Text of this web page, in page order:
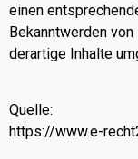
einen
Bekanntwerden
derartige Inhalte
Quelle:
https://www.e-